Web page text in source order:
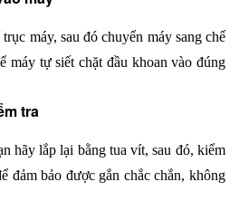
máy, sau đó chuyển máy sang chế
máy tự siết chặt đầu khoan vào đúng
tra
hãy lắp lại bằng tua vít, sau đó, kiểm
đảm bảo được gắn chắc chắn, không